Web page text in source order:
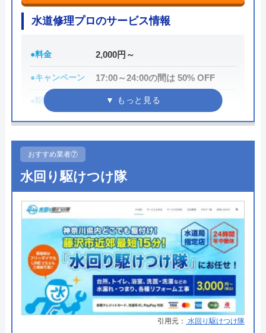
水道修理プロのサービス情報
●料金 2,000円～
●キャンペーン 17:00～24:00の間は 50% OFF
●駆けつけ時間 最短10分
●受付時間 24時間
●定休日
●出張見積もり 出張見積もり無料
●支払い方法 現金、クレジットカード
●累計実績 約10万件以上
●保証・保険 ―
詳細は公式HPでご確認ください
水道修理プロがおすすめの理由
千葉県、東京都、神奈川県、埼玉県を中心に対応し
おすすめ業者⑦
水回り駆けつけ隊
引用元： 水回り駆けつけ隊